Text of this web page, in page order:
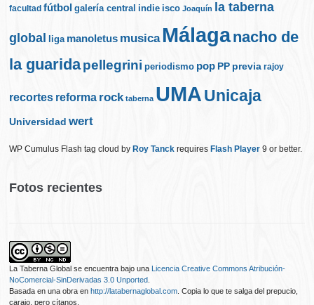
facultad fútbol galería central indie isco Joaquín la taberna
global liga manoletus musica Málaganacho de
la guaridapellegrini periodismo pop PP previa rajoy
recortes reforma rock taberna UMA Unicaja
Universidad wert
WP Cumulus Flash tag cloud by Roy Tanck requires Flash Player 9 or better.
Fotos recientes
La Taberna Global se encuentra bajo una Licencia Creative Commons Atribución-
NoComercial-SinDerivadas 3.0 Unported
Basada en una obra enhttp://latabernaglobal.com . Copia lo que te salga del prepucio,
carajo, pero cítanos.